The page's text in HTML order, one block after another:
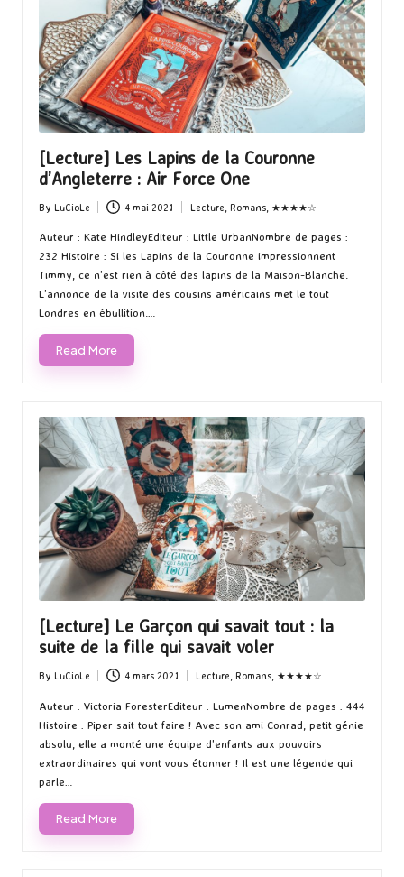
[Lecture] Les Lapins de la Couronne
d’Angleterre : Air Force One
Posted
by
By LuCioLe 4 mai 2021
Posted
in
Lecture Romans, ★★★★☆
Auteur : Kate HindleyEditeur : Little UrbanNombre de pages :
232 Histoire : Si les Lapins de la Couronne impressionnent
Timmy, ce n'est rien à côté des lapins de la Maison-Blanche.
L'annonce de la visite des cousins américains met le tout
Londres en ébullition.…
Read More
[Lecture] Le Garçon qui savait tout : la
suite de la fille qui savait voler
Posted
by
By LuCioLe 4 mars 2021
Posted
Lecture, Romans, ★★★★☆
Auteur : Victoria ForesterEditeur : LumenNombre de pages : 444
Histoire : Piper sait tout faire ! Avec son ami Conrad, petit génie
absolu, elle a monté une équipe d'enfants aux pouvoirs
extraordinaires qui vont vous étonner ! Il est une légende qui
parle…
Read More